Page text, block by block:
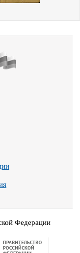
Федерации